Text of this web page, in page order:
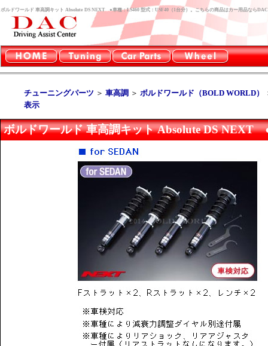
ボルドワールド 車高調キット Absolute DS NEXT ●車種：LS460 型式：USF40（1台分）。こちらの商品はカー用品なら
チューニングパーツ ＞ 車高調 ＞ ボルドワールド（BOLD WORLD）
表示
ボルドワールド 車高調キット Absolute DS NEXT